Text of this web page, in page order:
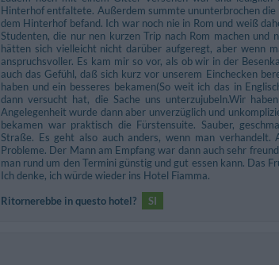
Hinterhof entfaltete. Außerdem summte ununterbrochen die
dem Hinterhof befand. Ich war noch nie in Rom und weiß
Studenten, die nur nen kurzen Trip nach Rom machen und
hätten sich vielleicht nicht darüber aufgeregt, aber wenn
anspruchsvoller. Es kam mir so vor, als ob wir in der
auch das Gefühl, daß sich kurz vor unserem Einchecken
haben und ein besseres bekamen(So weit ich das in
dann versucht hat, die Sache uns unterzujubeln.Wir
Angelegenheit wurde dann aber unverzüglich und
bekamen war praktisch die Fürstensuite. Sauber,
Straße. Es geht also auch anders, wenn man verhandelt.
Probleme. Der Mann am Empfang war dann auch sehr
man rund um den Termini günstig und gut essen kann. Das
Ich denke, ich würde wieder ins Hotel Fiamma.
Ritornerebbe in questo hotel?
SI